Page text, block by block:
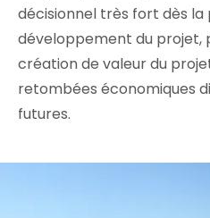
décisionnel très fort dès la
développement du projet,
création de valeur du
retombées économiques
futures.